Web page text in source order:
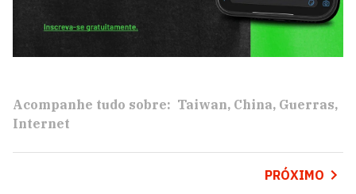
Acompanhe tudo sobre: Taiwan China Guerras
Internet
PRÓXIMO